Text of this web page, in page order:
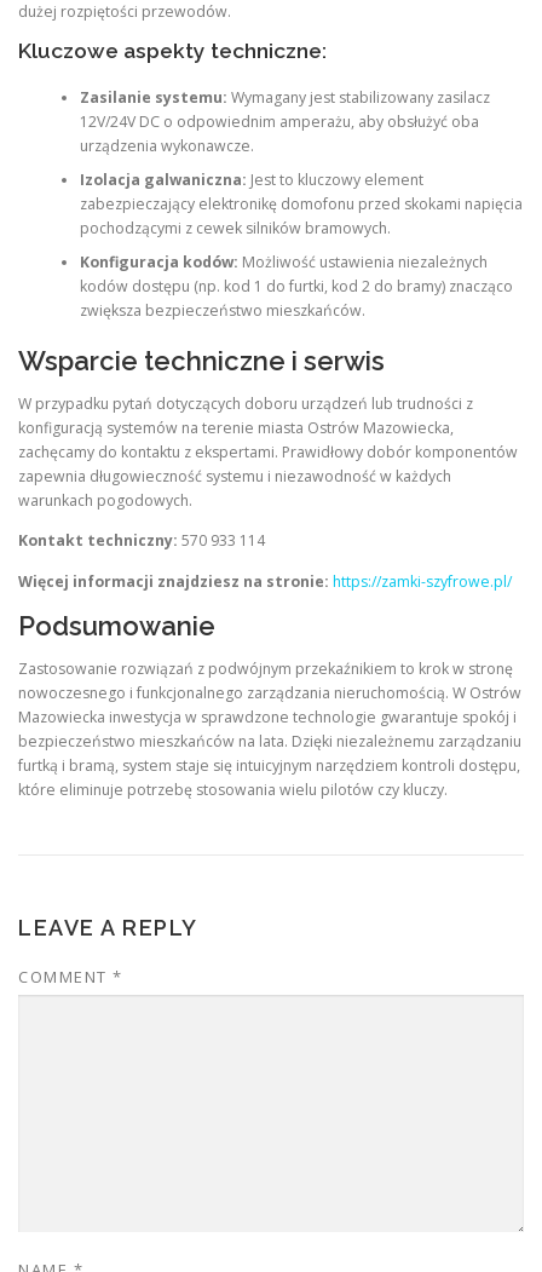
dużej rozpiętości przewodów.
Kluczowe aspekty techniczne:
Zasilanie systemu: Wymagany jest stabilizowany zasilacz
12V/24V DC o odpowiednim amperażu, aby obsłużyć oba
urządzenia wykonawcze.
Izolacja galwaniczna: Jest to kluczowy element
zabezpieczający elektronikę domofonu przed skokami napięcia
pochodzącymi z cewek silników bramowych.
Konfiguracja kodów: Możliwość ustawienia niezależnych
kodów dostępu (np. kod 1 do furtki, kod 2 do bramy) znacząco
zwiększa bezpieczeństwo mieszkańców.
Wsparcie techniczne i serwis
W przypadku pytań dotyczących doboru urządzeń lub trudności z
konfiguracją systemów na terenie miasta Ostrów Mazowiecka,
zachęcamy do kontaktu z ekspertami. Prawidłowy dobór komponentów
zapewnia długowieczność systemu i niezawodność w każdych
warunkach pogodowych.
Kontakt techniczny: 570 933 114
Więcej informacji znajdziesz na stronie: https://zamki-szyfrowe.pl/
Podsumowanie
Zastosowanie rozwiązań z podwójnym przekaźnikiem to krok w stronę
nowoczesnego i funkcjonalnego zarządzania nieruchomością. W Ostrów
Mazowiecka inwestycja w sprawdzone technologie gwarantuje spokój i
bezpieczeństwo mieszkańców na lata. Dzięki niezależnemu zarządzaniu
furtką i bramą, system staje się intuicyjnym narzędziem kontroli dostępu,
które eliminuje potrzebę stosowania wielu pilotów czy kluczy.
LEAVE A REPLY
COMMENT *